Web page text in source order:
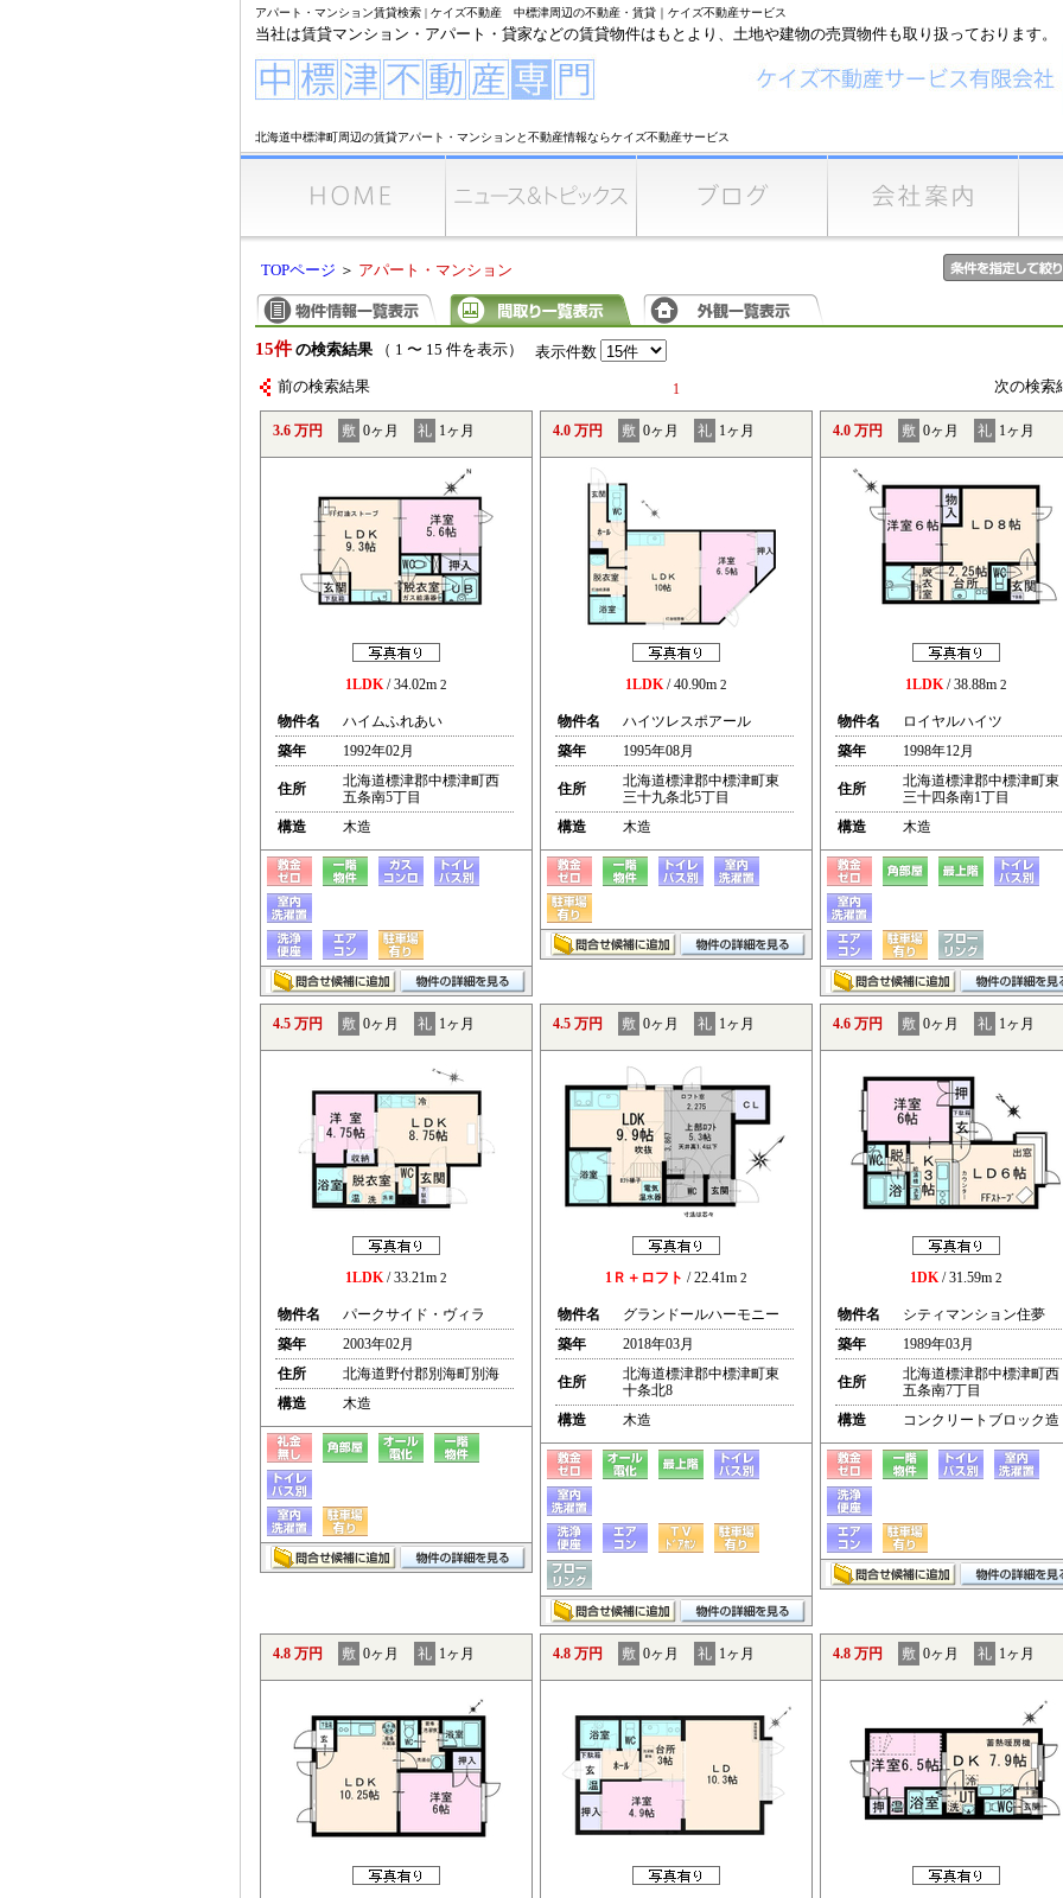
アパート・マンション賃貸検索 | ケイズ不動産 中標津周辺の不動産・賃貸｜ケイズ不動産サービス
当社は賃貸マンション・アパート・貸家などの賃貸物件はもとより、土地や建物の売買物件も取り扱っております。
北海道中標津町周辺の賃貸アパート・マンションと不動産情報ならケイズ不動産サービス
TOPページ ＞ アパート・マンション
15件 の検索結果（ 1 〜 15 件を表示） 表示件数
前の検索結果 1 次の検
3.6 万円 敷 0ヶ月 礼 1ヶ月
1LDK/ 34.02m 2
物件名
ハイムふれあい
築年
1992年02月
住所
北海道標津郡中標津町西
五条南5丁目
構造
木造
4.0 万円 敷 0ヶ月 礼 1ヶ月
1LDK/ 40.90m 2
物件名
ハイツレスポアール
築年
1995年08月
住所
北海道標津郡中標津町東
三十九条北5丁目
構造
木造
4.0 万円 敷 0ヶ月 礼 1ヶ月
1LDK/ 38.88m 2
物件名
ロイヤルハイツ
築年
1998年12月
住所
北海道標津郡中標津町東
三十四条南1丁目
構造
木造
4.5 万円 敷 0ヶ月 礼 1ヶ月
1LDK/ 33.21m 2
物件名
パークサイド・ヴィラ
築年
2003年02月
住所
北海道野付郡別海町別海
構造
木造
4.5 万円 敷 0ヶ月 礼 1ヶ月
1Ｒ＋ロフト / 22.41m 2
物件名
グランドールハーモニー
築年
2018年03月
住所
北海道標津郡中標津町東
十条北8
構造
木造
4.6 万円 敷 0ヶ月 礼 1ヶ月
1DK/ 31.59m 2
物件名
シティマンション住夢
築年
1989年03月
住所
北海道標津郡中標津町西
五条南7丁目
構造
コンクリートブロック造
4.8 万円 敷 0ヶ月 礼 1ヶ月 4.8 万円 敷 0ヶ月 礼 1ヶ月 4.8 万円 敷 0ヶ月 礼 1ヶ月